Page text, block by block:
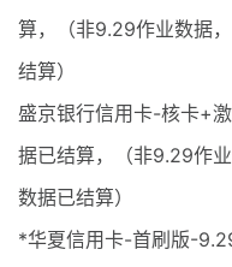
算，（非9.29作业数据
结算）
盛京银行信用卡-核卡+
据已结算，（非9.29作
数据已结算）
*华夏信用卡-首刷版-